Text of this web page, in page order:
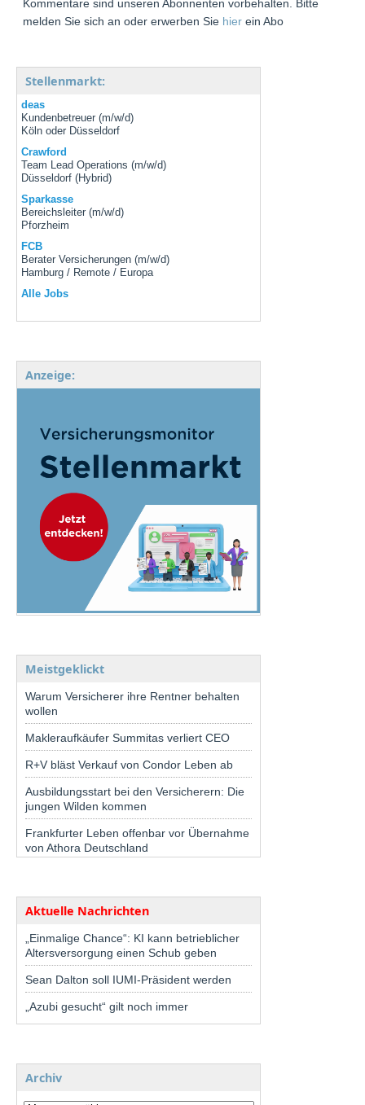
Kommentare sind unseren Abonnenten vorbehalten. Bitte
melden Sie sich an oder erwerben Sie hier ein Abo
Stellenmarkt:
deas
Kundenbetreuer (m/w/d)
Köln oder Düsseldorf
Crawford
Team Lead Operations (m/w/d)
Düsseldorf (Hybrid)
Sparkasse
Bereichsleiter (m/w/d)
Pforzheim
FCB
Berater Versicherungen (m/w/d)
Hamburg / Remote / Europa
Alle Jobs
Anzeige:
Meistgeklickt
Warum Versicherer ihre Rentner behalten
wollen
Makleraufkäufer Summitas verliert CEO
R+V bläst Verkauf von Condor Leben ab
Ausbildungsstart bei den Versicherern: Die
jungen Wilden kommen
Frankfurter Leben offenbar vor Übernahme
von Athora Deutschland
Aktuelle Nachrichten
„Einmalige Chance“: KI kann betrieblicher
Altersversorgung einen Schub geben
Sean Dalton soll IUMI-Präsident werden
„Azubi gesucht“ gilt noch immer
Archiv